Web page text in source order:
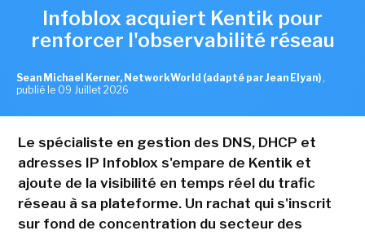
Infoblox acquiert Kentik pour
renforcer l'observabilité réseau
Sean Michael Kerner, NetworkWorld (adapté par Jean Elyan) ,
publié le 09 Juillet 2026
Le spécialiste en gestion des DNS, DHCP et
adresses IP Infoblox s'empare de Kentik et
ajoute de la visibilité en temps réel du trafic
réseau à sa plateforme. Un rachat qui s'inscrit
sur fond de concentration du secteur des